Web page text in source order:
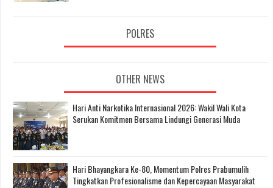
POLRES
OTHER NEWS
Hari Anti Narkotika Internasional 2026: Wakil Wali Kota
Serukan Komitmen Bersama Lindungi Generasi Muda
Hari Bhayangkara Ke-80, Momentum Polres Prabumulih
Tingkatkan Profesionalisme dan Kepercayaan Masyarakat